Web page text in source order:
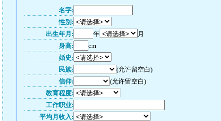
名字:
性别:
出生年月:
年
月
身高:
cm
婚史:
民族:
(允许留空白)
信仰:
(允许留空白)
教育程度:
工作职业:
平均月收入: